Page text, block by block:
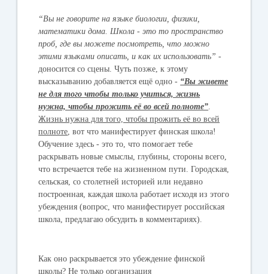
“Вы не говорите на языке биологии, физики,
математики дома. Школа - это то пространство
проб, где вы можете посмотреть, что можно
этими языками описать, и как их использовать” -
доносится со сцены. Чуть позже, к этому
высказыванию добавляется ещё одно - “Вы живете
не для того чтобы только учиться, жизнь
нужна, чтобы прожить её во всей полноте”.
Жизнь нужна для того, чтобы прожить её во всей
полноте, вот что манифестирует финская школа!
Обучение здесь - это то, что помогает тебе
раскрывать новые смыслы, глубины, стороны всего,
что встречается тебе на жизненном пути. Городская,
сельская, со столетней историей или недавно
построенная, каждая школа работает исходя из этого
убеждения (вопрос, что манифестирует российская
школа, предлагаю обсудить в комментариях).
Как оно раскрывается это убеждение финской
школы? Не только организация